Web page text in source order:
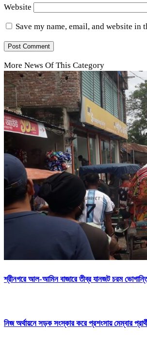
Website
Save my name, email, and website
More News Of This Category
শ্রীনগরে আল-আমিন বাজারে তীব্র যানজট চরম
নিজ অর্থায়নে সড়ক সংস্কার করে প্রশংসায় মেম্বার